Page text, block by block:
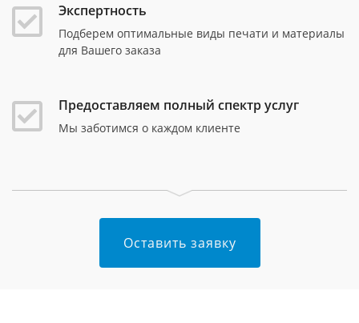
Экспертность
Подберем оптимальные виды печати и материалы
для Вашего заказа
Предоставляем полный спектр услуг
Мы заботимся о каждом клиенте
Оставить заявку